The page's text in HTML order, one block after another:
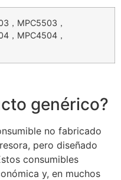
，MPC5503，
，MPC4504，
genérico?
no fabricado
pero diseñado
consumibles
y, en muchos